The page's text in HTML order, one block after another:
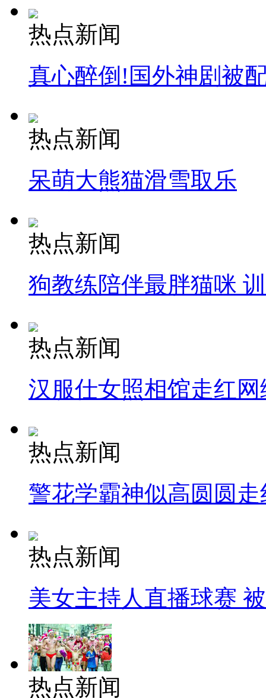
消防员救轻生者 花炮节热闹非凡
司机酒驾遇交警 急速倒车逃窜
热点新闻
真心醉倒!国外神剧被
热点新闻
呆萌大熊猫滑雪取乐
热点新闻
狗教练陪伴最胖猫咪
热点新闻
汉服仕女照相馆走红网
热点新闻
警花学霸神似高圆圆走
热点新闻
美女主持人直播球赛
热点新闻